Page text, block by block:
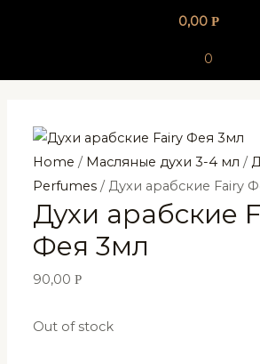
0,00 Р
0
Home / Масляные духи 3-4 мл /
Perfumes / Духи арабские Fairy
Духи арабские
Фея 3мл
90,00Р
Out of stock